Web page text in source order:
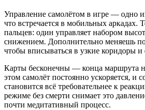
Управление самолётом в игре — одно
что встречается в мобильных аркадах.
пальцев: один управляет набором
снижением. Дополнительно меняешь
чтобы вписываться в узкие коридоры и
Карты бесконечны — конца маршрута
этом самолёт постоянно ускоряется, и
становится всё требовательнее к
режиме без смерти снимает это
почти медитативный процесс.